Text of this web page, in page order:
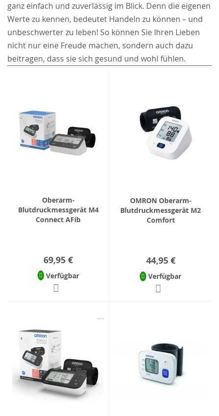
ganz einfach und zuverlässig im Blick. Denn die eigenen
Werte zu kennen, bedeutet Handeln zu können – und
unbeschwerter zu leben! So können Sie Ihren Lieben
nicht nur eine Freude machen, sondern auch dazu
beitragen, dass sie sich gesund und wohl fühlen.
Oberarm-
Blutdruckmessgerät M4
Connect AFib
69,95 €
Verfügbar
OMRON Oberarm-
Blutdruckmessgerät M2
Comfort
44,95 €
Verfügbar